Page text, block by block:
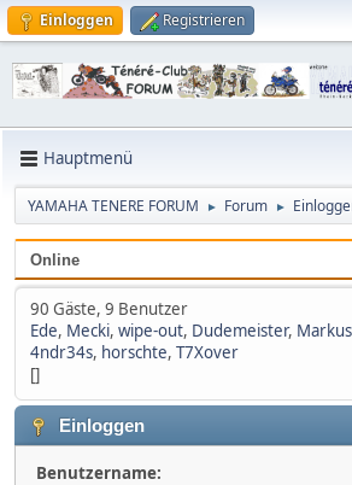
Einloggen Registrieren
Hauptmenü
YAMAHA TENERE FORUM ► Forum ►
Online
90 Gäste, 9 Benutzer
Ede, Mecki, wipe-out, Dudemeister,
4ndr34s, horschte, T7Xover
[]
Einloggen
Benutzername: